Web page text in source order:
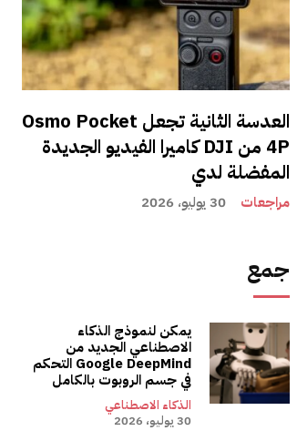
العدسة الثانية تجعل Osmo Pocket
4P من DJI كاميرا الفيديو الجديدة
المفضلة لدي
مراجعات 30 يوليو، 2026
جمع
يمكن لنموذج الذكاء
الاصطناعي الجديد من
Google DeepMind التحكم
في جسم الروبوت بالكامل
الذكاء الاصطناعي
30 يوليو، 2026